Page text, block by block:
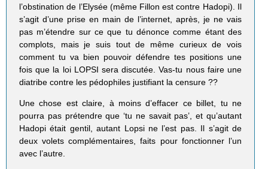
l’obstination de l’Elysée (même Fillon est contre Hadopi). Il
s’agit d’une prise en main de l’internet, après, je ne vais
pas m’étendre sur ce que tu dénonce comme étant des
complots, mais je suis tout de même curieux de vois
comment tu va bien pouvoir défendre tes positions une
fois que la loi LOPSI sera discutée. Vas-tu nous faire une
diatribe contre les pédophiles justifiant la censure ??
Une chose est claire, à moins d’effacer ce billet, tu ne
pourra pas prétendre que ‘tu ne savait pas’, et qu’autant
Hadopi était gentil, autant Lopsi ne l’est pas. Il s’agit de
deux volets complémentaires, faits pour fonctionner l’un
avec l’autre.